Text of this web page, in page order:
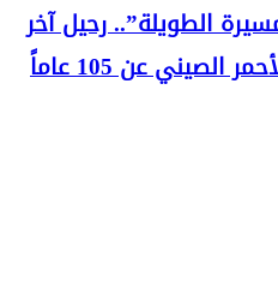
الطويلة”.. رحيل آخر
عن 105 عاماً